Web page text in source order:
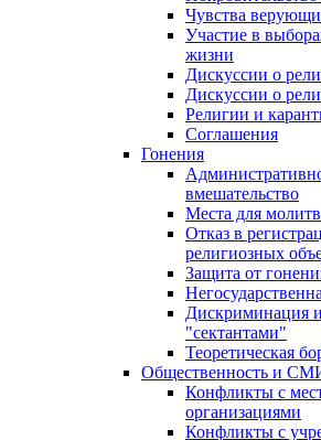
Чувства
Участие в
жизни
Дискуссии о
Дискуссии о
Религии и
Соглашения
Гонения
вмешательство
Места для
Отказ в
религиозных
Защита от
Дискриминация
"сектантами"
Теоретическая
Общественность и
Конфликты с
организациями
Конфликты с